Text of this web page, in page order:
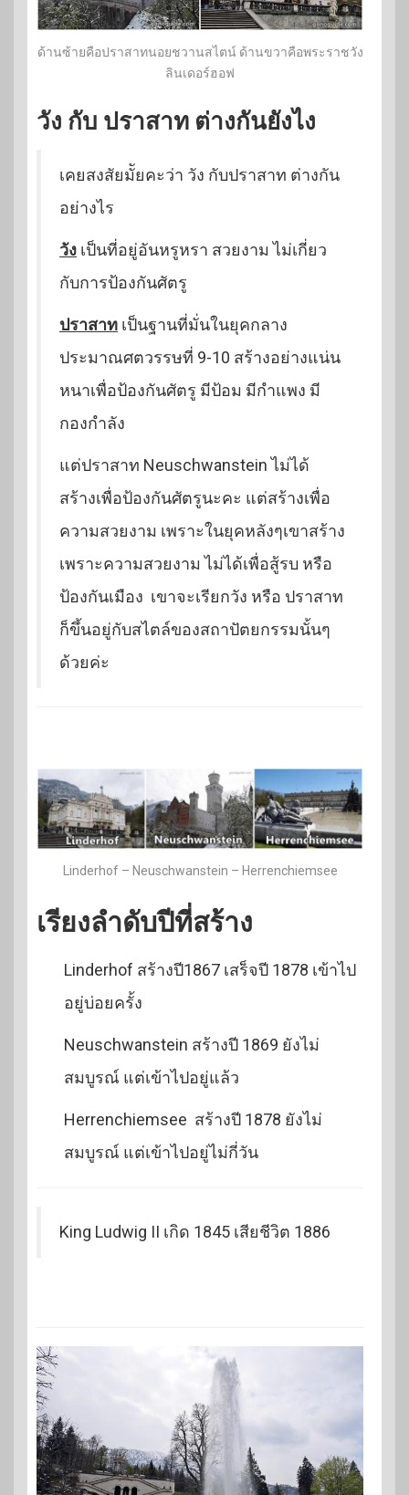
ด้านซ้ายคือปราสาทนอยชวานสไตน์ ด้านขวาคือพระราชวัง
ลินเดอร์ฮอฟ
วัง กับ ปราสาท ต่างกันยังไง
เคยสงสัยมััยคะว่า วัง กับปราสาท ต่างกัน
อย่างไร
วัง เป็นที่อยู่อันหรูหรา สวยงาม ไม่เกี่ยว
กับการป้องกันศัตรู
ปราสาท เป็นฐานที่มั่นในยุคกลาง
ประมาณศตวรรษที่ 9-10 สร้างอย่างแน่น
หนาเพื่อป้องกันศัตรู มีป้อม มีกำแพง มี
กองกำลัง
แต่ปราสาท Neuschwanstein ไม่ได้
สร้างเพื่อป้องกันศัตรูนะคะ แต่สร้างเพื่อ
ความสวยงาม เพราะในยุคหลังๆเขาสร้าง
เพราะความสวยงาม ไม่ได้เพื่อสู้รบ หรือ
ป้องกันเมือง เขาจะเรียกวัง หรือ ปราสาท
ก็ขึ้นอยู่กับสไตล์ของสถาปัตยกรรมนั้นๆ
ด้วยค่ะ
Linderhof – Neuschwanstein – Herrenchiemsee
เรียงลำดับปีที่สร้าง
Linderhof สร้างปี1867 เสร็จปี 1878 เข้าไป
อยู่บ่อยครั้ง
Neuschwanstein สร้างปี 1869 ยังไม่
สมบูรณ์ แต่เข้าไปอยู่แล้ว
Herrenchiemsee สร้างปี 1878 ยังไม่
สมบูรณ์ แต่เข้าไปอยู่ไม่กี่วัน
King Ludwig II เกิด 1845 เสียชีวิต 1886